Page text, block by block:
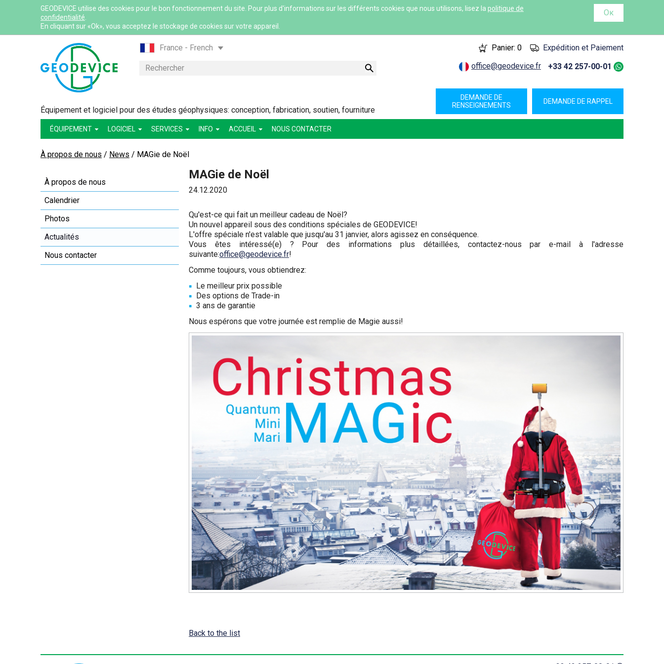
GEODEVICE utilise des cookies pour le bon fonctionnement du site. Pour plus d'informations sur les différents cookies que nous utilisons, lisez la politique de
confidentialité
En cliquant sur «Ok», vous acceptez le stockage de cookies sur votre appareil.
Ок
France - French
France - English
Canada - French
Mexico - Spanish
USA - English
Казахстан - Русский
Узбекистан - Русский
Panier: 0 Expédition et Paiement
Rechercher office@geodevice.fr +33 42 257-00-01
Équipement et logiciel pour des études géophysiques: conception, fabrication, soutien, fourniture
DEMANDE DE RAPPEL
DEMANDE DE
RENSEIGNEMENTS
ÉQUIPEMENT LOGICIEL SERVICES INFO ACCUEIL NOUS CONTACTER
À propos de nous / News / MAGie de Noël
À propos de nous
Calendrier
Photos
Actualités
Nous contacter
MAGie de Noël
24.12.2020
Qu'est-ce qui fait un meilleur cadeau de Noël?
Un nouvel appareil sous des conditions spéciales de GEODEVICE!
L'offre spéciale n'est valable que jusqu'au 31 janvier, alors agissez en conséquence.
Vous êtes intéressé(e) ? Pour des informations plus détaillées, contactez-nous par e-mail à l'adresse
suivante:office@geodevice.fr!
Comme toujours, vous obtiendrez:
Le meilleur prix possible
Des options de Trade-in
3 ans de garantie
Nous espérons que votre journée est remplie de Magie aussi!
Back to the list